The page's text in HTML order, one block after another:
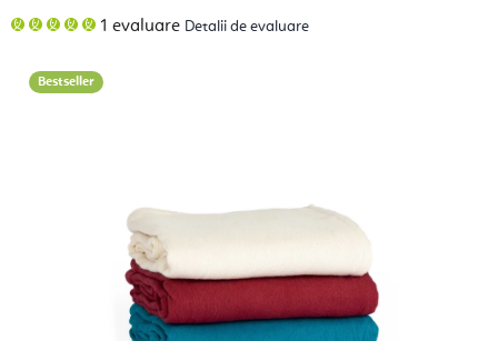
Evaluarea
medie
este
5,0
1 evaluare Detalii de evaluare
Bestseller